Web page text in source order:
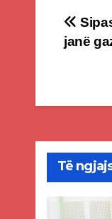
Post
janë
Të